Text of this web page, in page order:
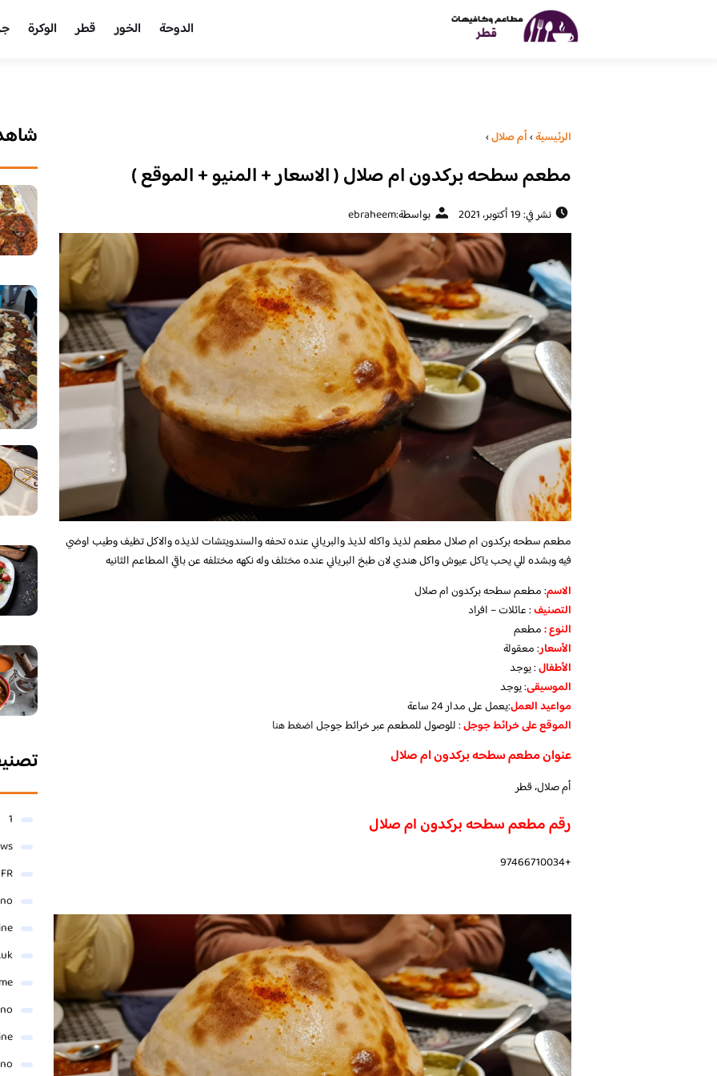
الدوحة الخور قطر الوكرة
الرئيسية›أم صلال›
مطعم سطحه بركدون ام صلال ( الاسعار + المنيو + الموقع )
نشر في: 19 أكتوبر، 2021 بواسطة:ebraheem
مطعم سطحه بركدون ام صلال مطعم لذيذ واكله لذيذ والبرياني عنده تحفه والسندويتشات لذيذه والاكل تظيف وطيب اوضي
فيه وبشده للي يحب ياكل عيوش واكل هندي لان طبخ البرياني عنده مختلف وله نكهه مختلفه عن باقي المطاعم الثانيه
الاسم: مطعم سطحه بركدون ام صلال
التصنيف: عائلات – افراد
النوع :مطعم
الأسعار:معقولة
الأطفال:يوجد
الموسيقى:يوجد
مواعيد العمل:يعمل على مدار 24 ساعة
الموقع على خرائط جوجل: للوصول للمطعم عبر خرائط جوجلاضغط هنا
عنوان مطعم سطحه بركدون ام صلال
أم صلال، قطر
رقم مطعم سطحه بركدون ام صلال
+97466710034
1